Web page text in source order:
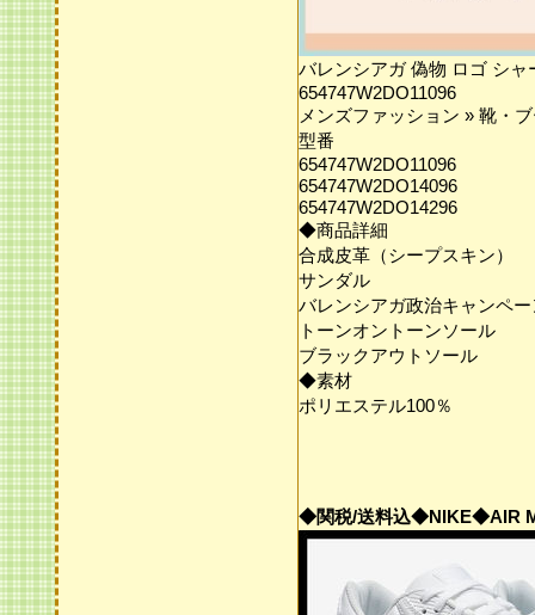
バレンシアガ 偽物 ロゴ シ
654747W2DO11096
メンズファッション » 靴・
型番
654747W2DO11096
654747W2DO14096
654747W2DO14296
◆商品詳細
合成皮革（シープスキン）
サンダル
バレンシアガ政治キャンペ
トーンオントーンソール
ブラックアウトソール
◆素材
ポリエステル100％
◆関税/送料込◆NIKE◆AIR